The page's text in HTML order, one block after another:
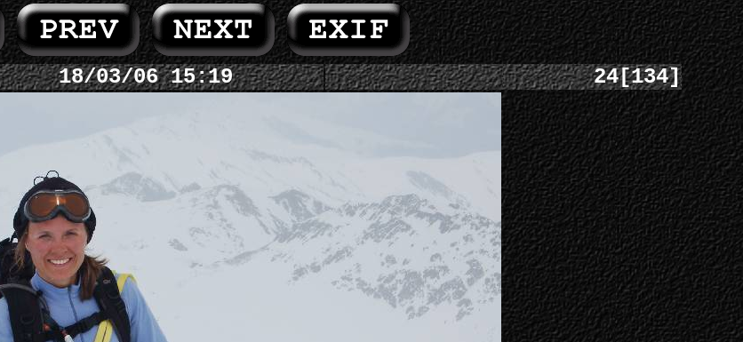
18/03/06 15:19 24[134]